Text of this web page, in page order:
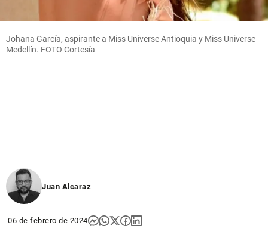
Johana García, aspirante a Miss Universe Antioquia y Miss Universe
Medellín. FOTO Cortesía
Juan Alcaraz
06 de febrero de 2024